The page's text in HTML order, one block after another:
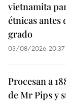
vietnamita
étnicas antes
grado
03/08/2026 20:37
Procesan a
de Mr Pips y